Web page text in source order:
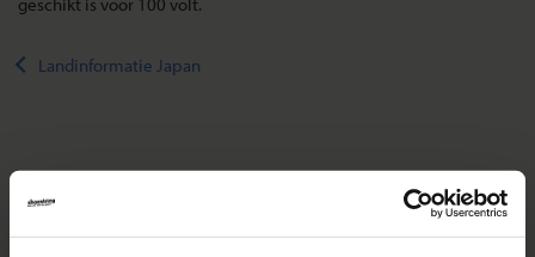
Landinformatie Japan
Reizen met Shoestring
De belangrijkste info op een rij